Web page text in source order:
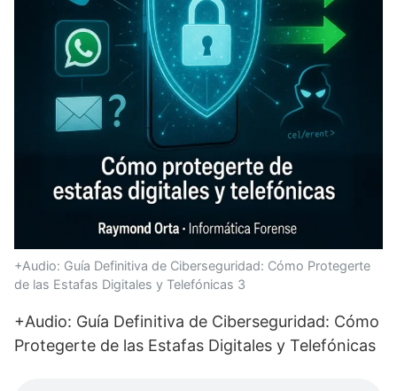
+Audio: Guía Definitiva de Ciberseguridad: Cómo Protegerte
de las Estafas Digitales y Telefónicas 3
+Audio: Guía Definitiva de Ciberseguridad: Cómo
Protegerte de las Estafas Digitales y Telefónicas